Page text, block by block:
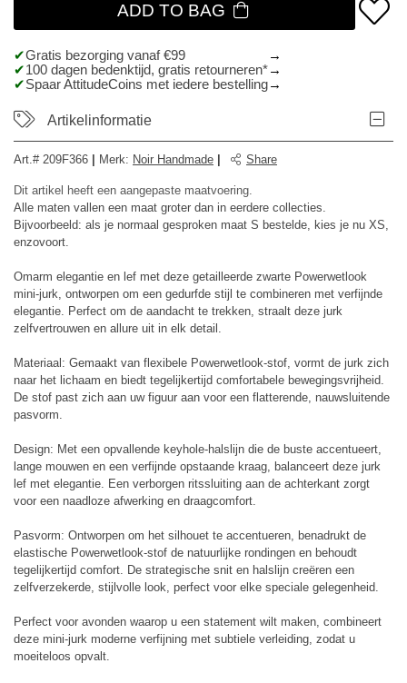
ADD TO BAG
Gratis bezorging vanaf €99
100 dagen bedenktijd, gratis retourneren*
Spaar AttitudeCoins met iedere bestelling
Artikelinformatie
Art.# 209F366 Merk: Noir Handmade Share
Dit artikel heeft een aangepaste maatvoering.
Alle maten vallen een maat groter dan in eerdere collecties.
Bijvoorbeeld: als je normaal gesproken maat S bestelde, kies je nu XS,
enzovoort.
Omarm elegantie en lef met deze getailleerde zwarte Powerwetlook
mini-jurk, ontworpen om een ​​gedurfde stijl te combineren met verfijnde
elegantie. Perfect om de aandacht te trekken, straalt deze jurk
zelfvertrouwen en allure uit in elk detail.
Materiaal: Gemaakt van flexibele Powerwetlook-stof, vormt de jurk zich
naar het lichaam en biedt tegelijkertijd comfortabele bewegingsvrijheid.
De stof past zich aan uw figuur aan voor een flatterende, nauwsluitende
pasvorm.
Design: Met een opvallende keyhole-halslijn die de buste accentueert,
lange mouwen en een verfijnde opstaande kraag, balanceert deze jurk
lef met elegantie. Een verborgen ritssluiting aan de achterkant zorgt
voor een naadloze afwerking en draagcomfort.
Pasvorm: Ontworpen om het silhouet te accentueren, benadrukt de
elastische Powerwetlook-stof de natuurlijke rondingen en behoudt
tegelijkertijd comfort. De strategische snit en halslijn creëren een
zelfverzekerde, stijlvolle look, perfect voor elke speciale gelegenheid.
Perfect voor avonden waarop u een statement wilt maken, combineert
deze mini-jurk moderne verfijning met subtiele verleiding, zodat u
moeiteloos opvalt.